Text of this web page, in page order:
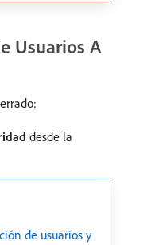
Usuarios A
desde la
de usuarios y